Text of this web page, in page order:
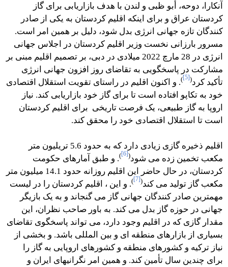
آنکارا، دوحه، أبو ظبی و لندن با هدف بازاریابی برای گاز
کردستان عراق و برای اینکه اقلیم کردستان به یکی از صادر
کنندگان تازه جهانی انرژی بدل شود، دلیل بر همین امر است.
مسرور بارزانی نخست وزیر اقلیم کردستان در اجلاس جهانی
انرژی در 28 مارچ 2022 میلادی در دبی، بر تصمیم اقلیم مبنی بر
مشارکت در پاسخگویی به تقاضای روز افزون جهانی انرژی
تأکید کرد(
[5]
). و اکنون اقلیم در راستای تقویت استقلال اقتصادی
خود به تکاپو افتاده است تا برای گاز خود بازاریابی کند. نیاز
اروپا به گاز طبیعی، یک فرصت تاریخی برای اقلیم کردستان
است تا استقلال اقتصادی خود را محقق كند.
اقلیم ذخیره گازی زیادی دارد که به حدود 5.6 تریلیون متر
مکعب تخمین زده می شود(
[6]
). و طبق آمارهای حکومت
کردستان، در حال حاضر این اقلیم روزانه حدود 14.1 میلیون متر
مکعب گاز تولید می کند(
[7]
). و این ، اقلیم کردستان را در لیست
مهمترین صادر کنندگان جهانی گاز می گنجاند و به یک بازیگر
جهانی در حوزه گاز بدل می كند. به باور صاحب نظران، این
مقدار گازی که در اقلیم وجود دارد، می تواند پاسخگوی تقاضای
بسیاری از بازارهای منطقه ای و بین المللی باشد. و بخشی از
نیاز ترکیه و کشورهای منطقه و کشورهای اروپایی به گاز را
برای چندین سال تأمین کند. و همین امر نگرانیهای ایران و